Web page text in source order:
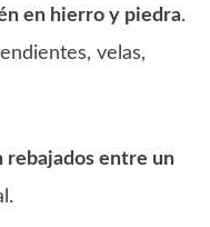
en hierro y piedra.
velas,
rebajados entre un